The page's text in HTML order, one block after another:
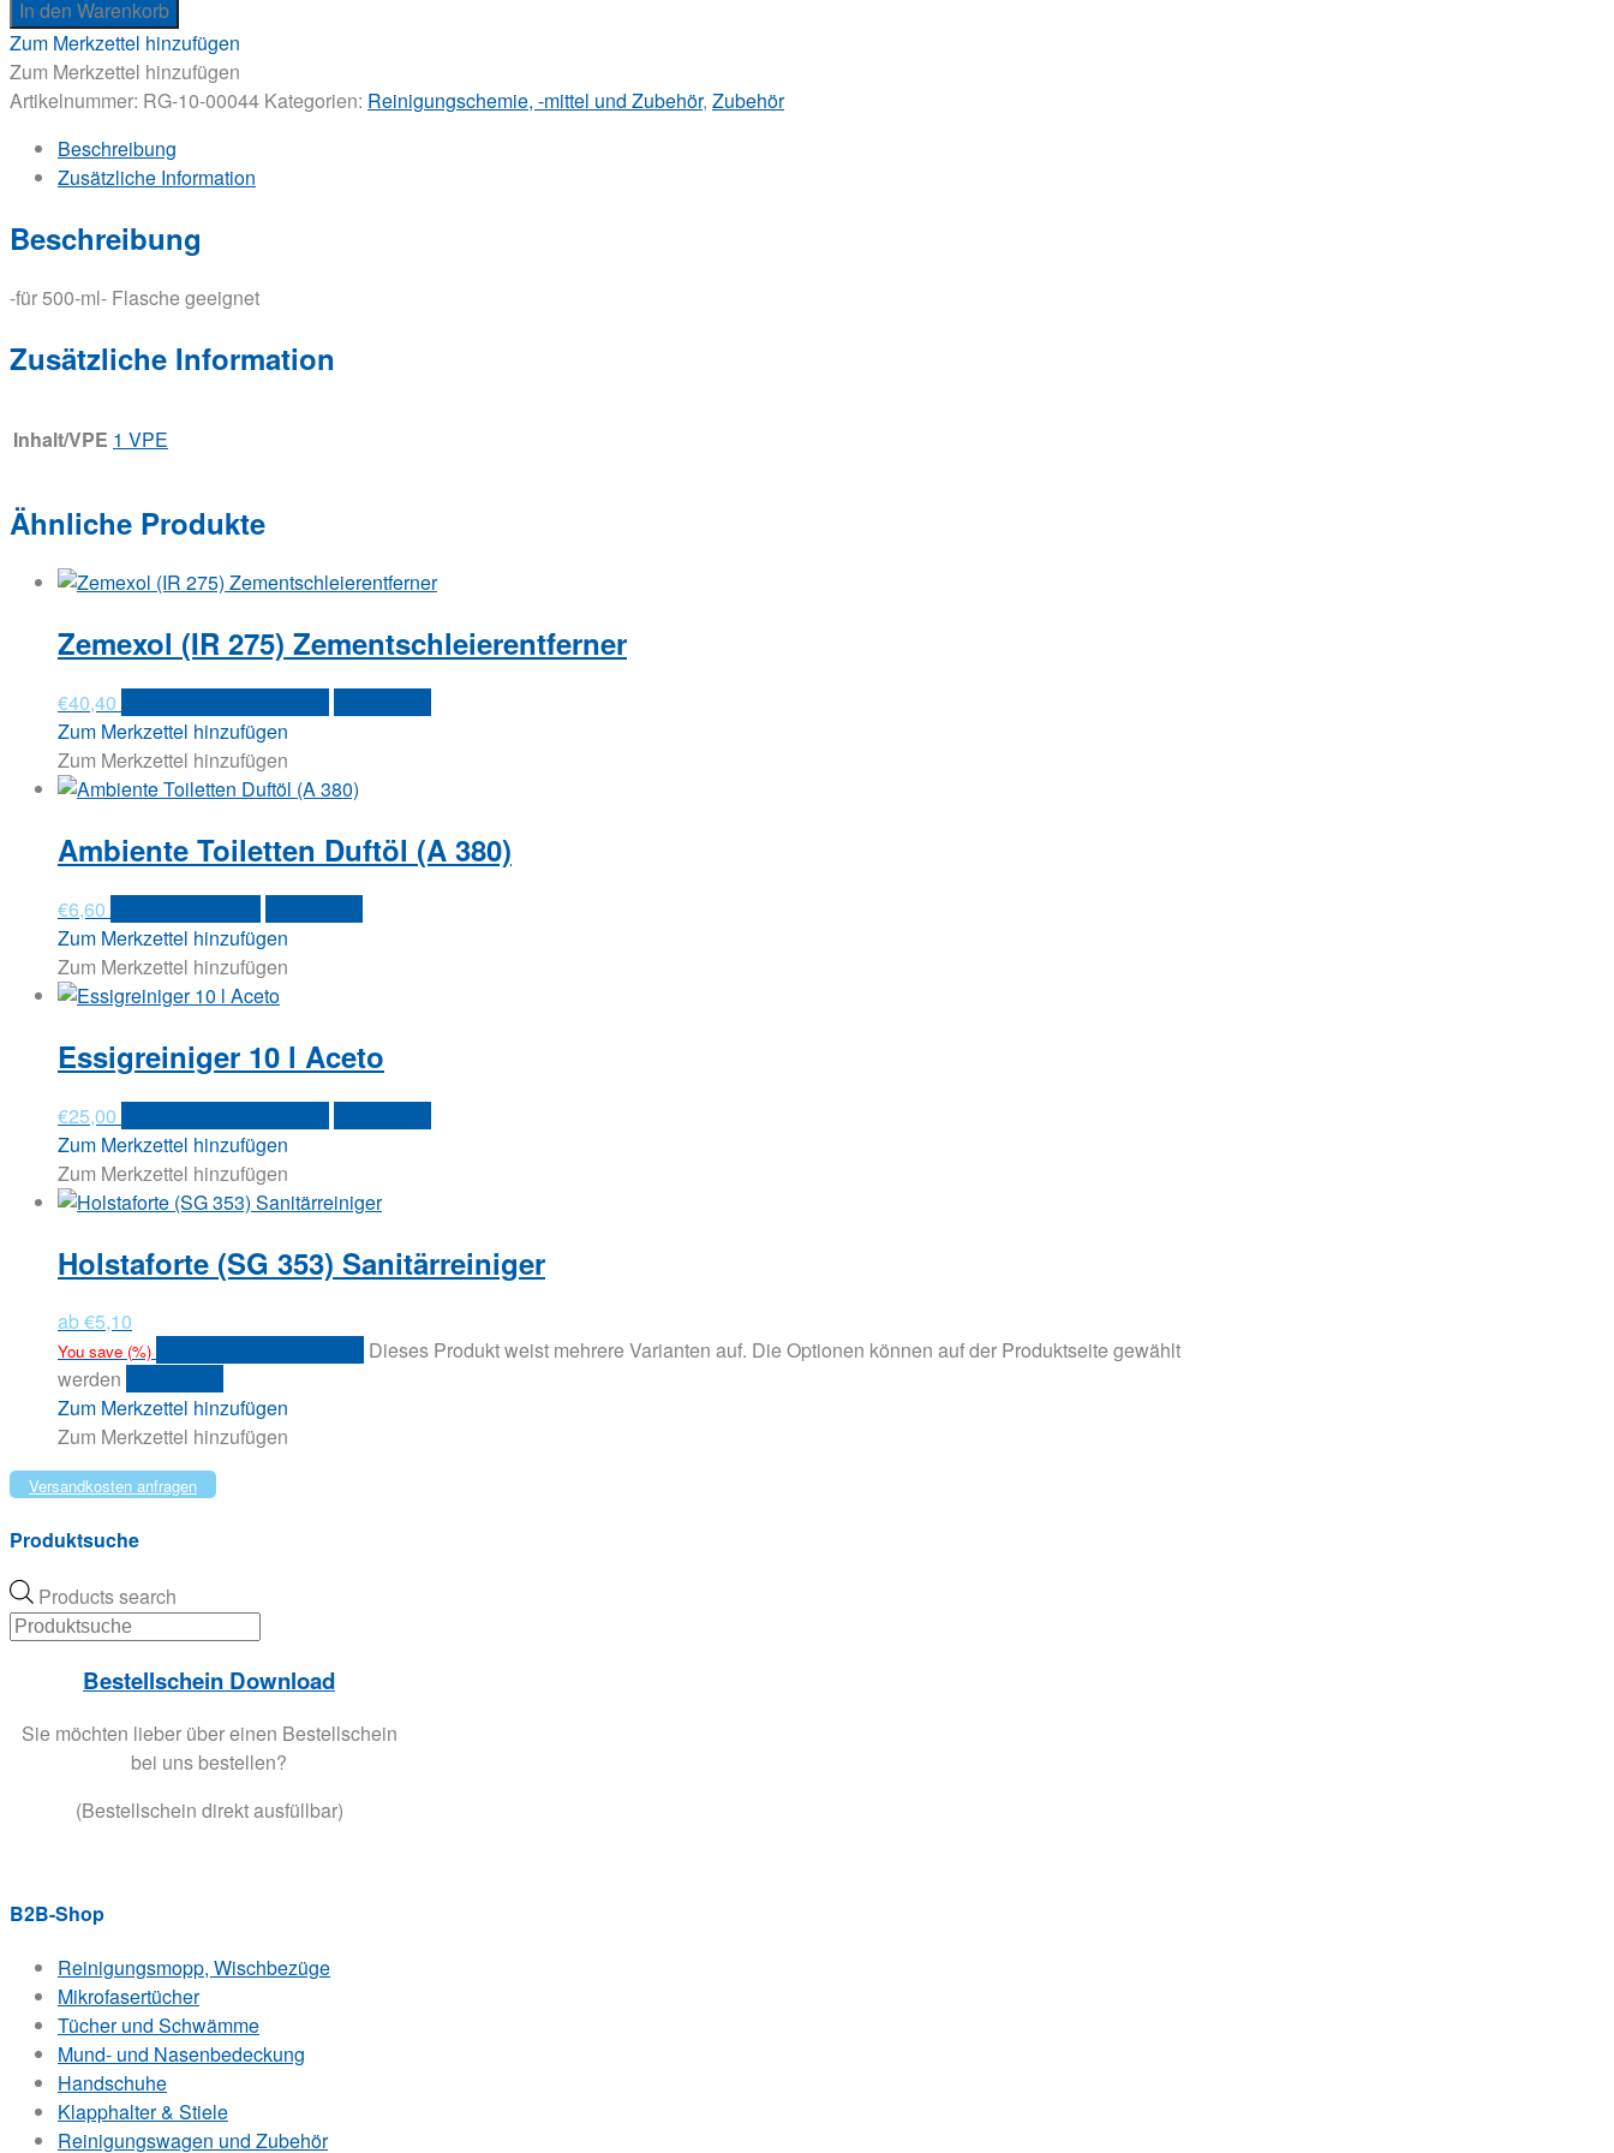
In den Warenkorb
Zum Merkzettel hinzufügen
Zum Merkzettel hinzufügen
Artikelnummer: RG-10-00044 Kategorien: Reinigungschemie, -mittel und Zubehör, Zubehör
Beschreibung
Zusätzliche Information
Beschreibung
-für 500-ml- Flasche geeignet
Zusätzliche Information
Inhalt/VPE 1 VPE
Ähnliche Produkte
Zemexol (IR 275) Zementschleierentferner
€40,40
Zum Merkzettel hinzufügen
Zum Merkzettel hinzufügen
Ambiente Toiletten Duftöl (A 380)
€6,60
Zum Merkzettel hinzufügen
Zum Merkzettel hinzufügen
Essigreiniger 10 l Aceto
€25,00
Zum Merkzettel hinzufügen
Zum Merkzettel hinzufügen
Holstaforte (SG 353) Sanitärreiniger
ab€5,10
You save (%)
Dieses Produkt weist mehrere Varianten auf. Die Optionen können auf der Produktseite gewählt
werden
Zum Merkzettel hinzufügen
Zum Merkzettel hinzufügen
Versandkosten anfragen
Produktsuche
Products search
Bestellschein Download
Sie möchten lieber über einen Bestellschein
bei uns bestellen?
(Bestellschein direkt ausfüllbar)
B2B-Shop
Reinigungsmopp, Wischbezüge
Mikrofasertücher
Tücher und Schwämme
Mund- und Nasenbedeckung
Handschuhe
Klapphalter & Stiele
Reinigungswagen und Zubehör